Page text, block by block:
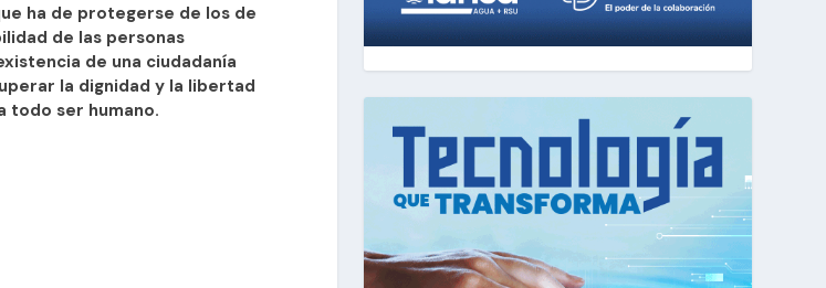
ha de protegerse de los de
de las personas
de una ciudadanía
la dignidad y la libertad
todo ser humano.